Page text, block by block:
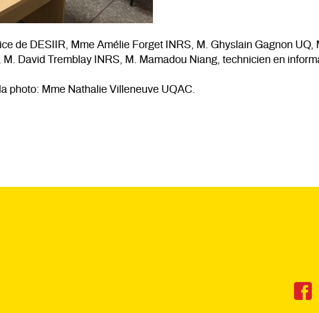
de DESIIR, Mme Amélie Forget INRS, M. Ghyslain Gagnon UQ,
David Tremblay INRS, M. Mamadou Niang, technicien en
photo: Mme Nathalie Villeneuve UQAC.